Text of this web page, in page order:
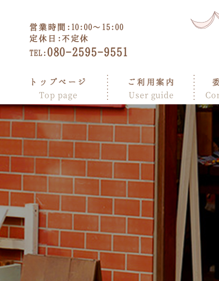
営業時間: 10:00～15:00
定休日: 不定休
TEL: 080-2595-9551
トップページ
Top page
ご利用案内
User guide